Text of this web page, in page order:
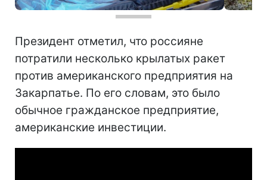
Президент отметил, что россияне
потратили несколько крылатых ракет
против американского предприятия на
Закарпатье. По его словам, это было
обычное гражданское предприятие,
американские инвестиции.